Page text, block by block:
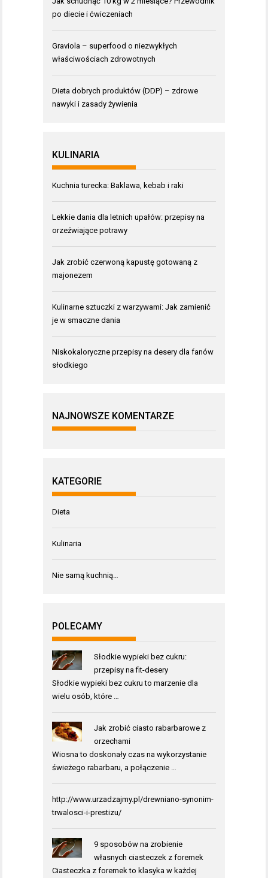
po diecie i ćwiczeniach
Graviola – superfood o niezwykłych
właściwościach zdrowotnych
Dieta dobrych produktów (DDP) – zdrowe
nawyki i zasady żywienia
KULINARIA
Kuchnia turecka: Baklawa, kebab i raki
Lekkie dania dla letnich upałów: przepisy na
orzeźwiające potrawy
Jak zrobić czerwoną kapustę gotowaną z
majonezem
Kulinarne sztuczki z warzywami: Jak zamienić
je w smaczne dania
Niskokaloryczne przepisy na desery dla fanów
słodkiego
NAJNOWSZE KOMENTARZE
KATEGORIE
Dieta
Kulinaria
Nie samą kuchnią…
POLECAMY
Słodkie wypieki bez cukru:
przepisy na fit-desery
Słodkie wypieki bez cukru to marzenie dla
wielu osób, które …
Jak zrobić ciasto rabarbarowe z
orzechami
Wiosna to doskonały czas na wykorzystanie
świeżego rabarbaru, a połączenie …
http://www.urzadzajmy.pl/drewniano-synonim-
trwalosci-i-prestizu/
9 sposobów na zrobienie
własnych ciasteczek z foremek
Ciasteczka z foremek to klasyka w każdej